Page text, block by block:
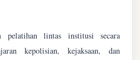
pelatihan lintas institusi secara
kepolisian, kejaksaan, dan